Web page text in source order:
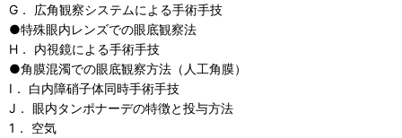
G． 広角観察システムによる手術手技
●特殊眼内レンズでの眼底観察法
H． 内視鏡による手術手技
●角膜混濁での眼底観察方法（人工角膜）
I． 白内障硝子体同時手術手技
J． 眼内タンポナーデの特徴と投与方法
1． 空気